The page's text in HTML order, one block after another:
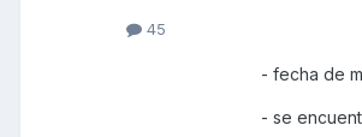
45
- fecha de
- se